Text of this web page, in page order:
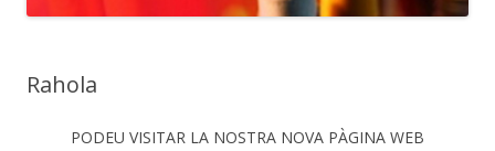
Rahola
PODEU VISITAR LA NOSTRA NOVA PÀGINA WEB